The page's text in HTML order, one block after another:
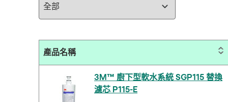
產品名稱
3M™ 廚下型軟水系統 SGP115 替換
濾芯 P115-E